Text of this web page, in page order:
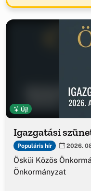
Új!
Igazgatási
Populáris hír 2026.
Ösküi Közös
Önkormányzat